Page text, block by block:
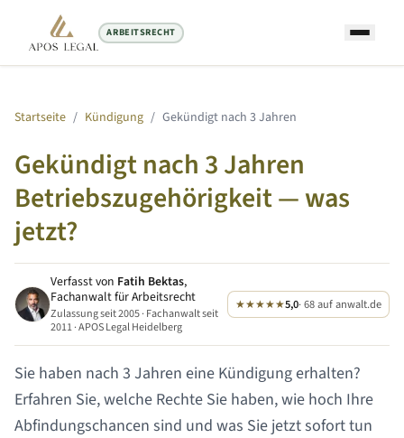
ARBEITSRECHT
Startseite / Kündigung / Gekündigt nach 3 Jahren
Gekündigt nach 3 Jahren
Betriebszugehörigkeit — was
jetzt?
Verfasst von Fatih Bektas,
Fachanwalt für Arbeitsrecht
Zulassung seit 2005 · Fachanwalt seit
2011 · APOS Legal Heidelberg
★★★★★5,0· 68 auf anwalt.de
Sie haben nach 3 Jahren eine Kündigung erhalten?
Erfahren Sie, welche Rechte Sie haben, wie hoch Ihre
Abfindungschancen sind und was Sie jetzt sofort tun